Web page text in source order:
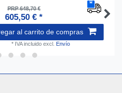
PRP 648,70 €
605,50 € *
al carrito de compras
* IVA incluido excl. Envío